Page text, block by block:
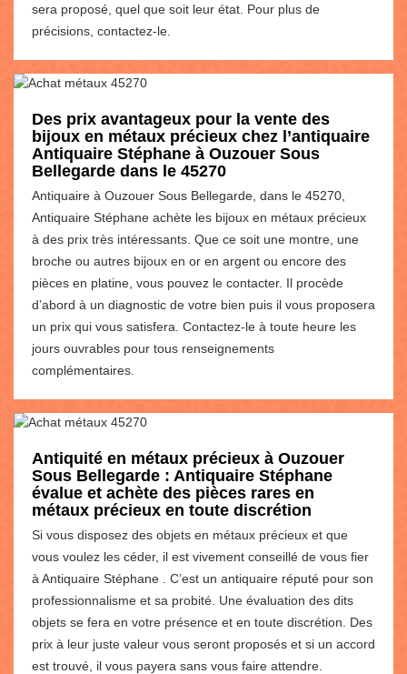
sera proposé, quel que soit leur état. Pour plus de
précisions, contactez-le.
Des prix avantageux pour la vente des
bijoux en métaux précieux chez l’antiquaire
Antiquaire Stéphane à Ouzouer Sous
Bellegarde dans le 45270
Antiquaire à Ouzouer Sous Bellegarde, dans le 45270,
Antiquaire Stéphane achète les bijoux en métaux précieux
à des prix très intéressants. Que ce soit une montre, une
broche ou autres bijoux en or en argent ou encore des
pièces en platine, vous pouvez le contacter. Il procède
d’abord à un diagnostic de votre bien puis il vous proposera
un prix qui vous satisfera. Contactez-le à toute heure les
jours ouvrables pour tous renseignements
complémentaires.
Antiquité en métaux précieux à Ouzouer
Sous Bellegarde : Antiquaire Stéphane
évalue et achète des pièces rares en
métaux précieux en toute discrétion
Si vous disposez des objets en métaux précieux et que
vous voulez les céder, il est vivement conseillé de vous fier
à Antiquaire Stéphane . C’est un antiquaire réputé pour son
professionnalisme et sa probité. Une évaluation des dits
objets se fera en votre présence et en toute discrétion. Des
prix à leur juste valeur vous seront proposés et si un accord
est trouvé, il vous payera sans vous faire attendre.